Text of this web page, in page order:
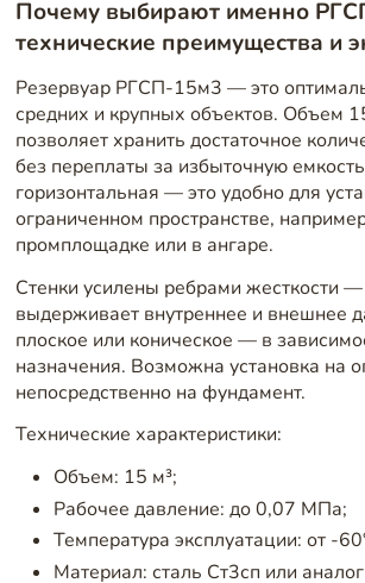
Почему выбирают именно
технические преимущества и
Резервуар РГСП-15м3 — это
средних и крупных объектов. Объем
позволяет хранить достаточное
без переплаты за избыточную
горизонтальная — это удобно для
ограниченном пространстве,
промплощадке или в ангаре.
Стенки усилены ребрами жесткости —
выдерживает внутреннее и внешнее
плоское или коническое — в
назначения. Возможна установка на
непосредственно на фундамент.
Технические характеристики:
Объем: 15 м³;
Рабочее давление: до 0,07 МПа;
Температура эксплуатации: от -
Материал: сталь Ст3сп или